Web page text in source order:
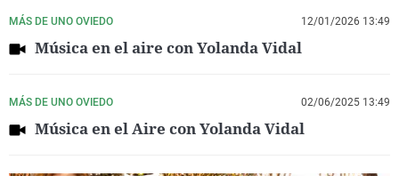
MÁS DE UNO OVIEDO 12/01/2026 13:49
Música en el aire con Yolanda Vidal
MÁS DE UNO OVIEDO 02/06/2025 13:49
Música en el Aire con Yolanda Vidal